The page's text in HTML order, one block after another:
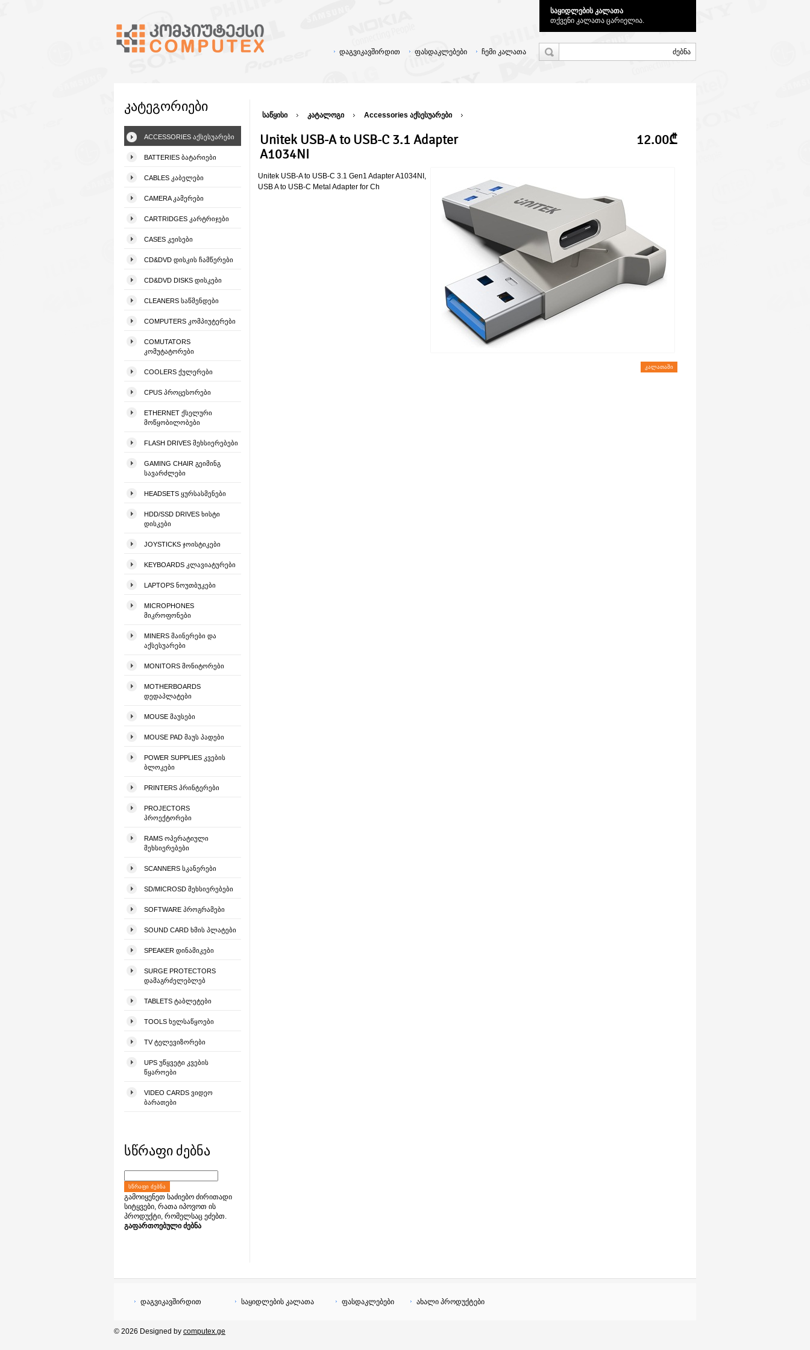
საყიდლების კალათა
თქვენი კალათა ცარიელია.
ჩემი კალათა
ფასდაკლებები
დაგვიკავშირდით
კატეგორიები
ACCESSORIES ᲐᲥᲡᲔᲡᲣᲐᲠᲔᲑᲘ
BATTERIES ᲑᲐᲢᲐᲠᲘᲔᲑᲘ
CABLES ᲙᲐᲑᲔᲚᲔᲑᲘ
CAMERA ᲙᲐᲛᲔᲠᲔᲑᲘ
CARTRIDGES ᲙᲐᲠᲢᲠᲘᲯᲔᲑᲘ
CASES ᲙᲔᲘᲡᲔᲑᲘ
CD&DVD ᲓᲘᲡᲙᲘᲡ ᲩᲐᲛᲬᲔᲠᲔᲑᲘ
CD&DVD DISKS ᲓᲘᲡᲙᲔᲑᲘ
CLEANERS ᲡᲐᲬᲛᲔᲜᲓᲔᲑᲘ
COMPUTERS ᲙᲝᲛᲞᲘᲣᲢᲔᲠᲔᲑᲘ
COMUTATORS
ᲙᲝᲛᲣᲢᲐᲢᲝᲠᲔᲑᲘ
COOLERS ᲥᲣᲚᲔᲠᲔᲑᲘ
CPUS ᲞᲠᲝᲪᲔᲡᲝᲠᲔᲑᲘ
ETHERNET ᲥᲡᲔᲚᲣᲠᲘ
ᲛᲝᲬᲧᲝᲑᲘᲚᲝᲑᲔᲑᲘ
FLASH DRIVES ᲛᲔᲮᲡᲘᲔᲠᲔᲑᲔᲑᲘ
GAMING CHAIR ᲒᲔᲘᲛᲘᲜᲒ
ᲡᲐᲕᲐᲠᲫᲚᲔᲑᲘ
HEADSETS ᲧᲣᲠᲡᲐᲡᲛᲔᲜᲔᲑᲘ
HDD/SSD DRIVES ᲮᲘᲡᲢᲘ
ᲓᲘᲡᲙᲔᲑᲘ
JOYSTICKS ᲯᲝᲘᲡᲢᲘᲙᲔᲑᲘ
KEYBOARDS ᲙᲚᲐᲕᲘᲐᲢᲣᲠᲔᲑᲘ
LAPTOPS ᲜᲝᲣᲗᲑᲣᲙᲔᲑᲘ
MICROPHONES
ᲛᲘᲙᲠᲝᲤᲝᲜᲔᲑᲘ
MINERS ᲛᲐᲘᲜᲔᲠᲔᲑᲘ ᲓᲐ
ᲐᲥᲡᲔᲡᲣᲐᲠᲔᲑᲘ
MONITORS ᲛᲝᲜᲘᲢᲝᲠᲔᲑᲘ
MOTHERBOARDS
ᲓᲔᲓᲐᲞᲚᲐᲢᲔᲑᲘ
MOUSE ᲛᲐᲣᲡᲔᲑᲘ
MOUSE PAD ᲛᲐᲣᲡ ᲞᲐᲓᲔᲑᲘ
POWER SUPPLIES ᲙᲕᲔᲑᲘᲡ
ᲑᲚᲝᲙᲔᲑᲘ
PRINTERS ᲞᲠᲘᲜᲢᲔᲠᲔᲑᲘ
PROJECTORS
ᲞᲠᲝᲔᲥᲢᲝᲠᲔᲑᲘ
RAMS ᲝᲞᲔᲠᲐᲢᲘᲣᲚᲘ
ᲛᲔᲮᲡᲘᲔᲠᲔᲑᲔᲑᲘ
SCANNERS ᲡᲙᲐᲜᲔᲠᲔᲑᲘ
SD/MICROSD ᲛᲔᲮᲡᲘᲔᲠᲔᲑᲔᲑᲘ
SOFTWARE ᲞᲠᲝᲒᲠᲐᲛᲔᲑᲘ
SOUND CARD ᲮᲛᲘᲡ ᲞᲚᲐᲢᲔᲑᲘ
SPEAKER ᲓᲘᲜᲐᲛᲘᲙᲔᲑᲘ
SURGE PROTECTORS
ᲓᲐᲛᲐᲒᲠᲫᲔᲚᲔᲑᲚᲔᲑ
TABLETS ᲢᲐᲑᲚᲔᲢᲔᲑᲘ
TOOLS ᲮᲔᲚᲡᲐᲬᲧᲝᲔᲑᲘ
TV ᲢᲔᲚᲔᲕᲘᲖᲝᲠᲔᲑᲘ
UPS ᲣᲬᲧᲕᲔᲢᲘ ᲙᲕᲔᲑᲘᲡ
ᲬᲧᲐᲠᲝᲔᲑᲘ
VIDEO CARDS ᲕᲘᲓᲔᲝ
ᲑᲐᲠᲐᲗᲔᲑᲘ
სწრაფი ძებნა
ᲡᲬᲠᲐᲤᲘ ᲫᲔᲑᲜᲐ
გამოიყენეთ საძიებო ძირითადი
სიტყვები, რათა იპოვოთ ის
პროდუქტი, რომელსაც ეძებთ.
გაფართოებული ძებნა
საწყისი კატალოგი Accessories აქსესუარები
Unitek USB-A to USB-C 3.1 Adapter
A1034NI
12.00₾
Unitek USB-A to USB-C 3.1 Gen1 Adapter A1034NI,
USB A to USB-C Metal Adapter for Ch
ᲙᲐᲚᲐᲗᲐᲨᲘ
დაგვიკავშირდით საყიდლების კალათა ფასდაკლებები ახალი პროდუქტები
© 2026 Designed by computex.ge